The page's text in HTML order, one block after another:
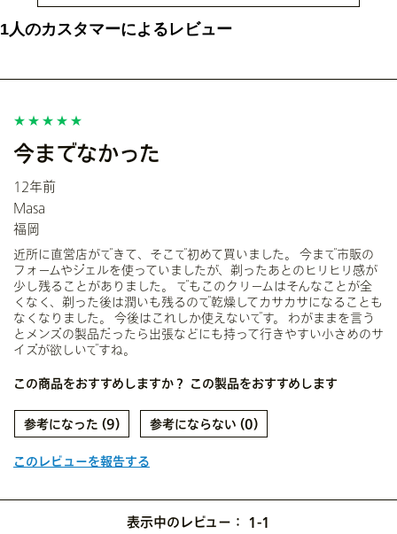
1人のカスタマーによるレビュー
今までなかった
12年前
Masa
福岡
近所に直営店ができて、そこで初めて買いました。 今まで市販の
フォームやジェルを使っていましたが、剃ったあとのヒリヒリ感が
少し残ることがありました。 でもこのクリームはそんなことが全
くなく、剃った後は潤いも残るので乾燥してカサカサになることも
なくなりました。 今後はこれしか使えないです。 わがままを言う
とメンズの製品だったら出張などにも持って行きやすい小さめのサ
イズが欲しいですね。
この商品をおすすめしますか？ この製品をおすすめします
9 0
このレビューを報告する
表示中のレビュー： 1-1